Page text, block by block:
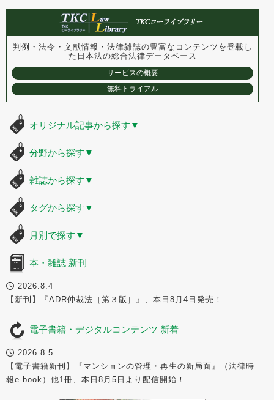
判例・法令・文献情報・法律雑誌の豊富なコンテンツを登載し
た 日本法の総合法律データベース
サービスの概要
無料トライアル
オリジナル記事から探す ▼
分野から探す ▼
雑誌から探す ▼
タグから探す ▼
月別で探す ▼
本・雑誌 新刊
2026.8.4
【新刊】『ADR仲裁法［第３版］』、本日8月4日発売！
電子書籍・デジタルコンテンツ 新着
2026.8.5
【電子書籍新刊】『マンションの管理・再生の新局面』（法律時
報e-book）他1冊、本日8月5日より配信開始！